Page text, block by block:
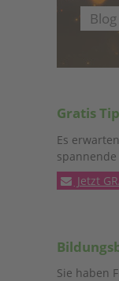
Blog
Gratis
Es
Jetzt
Sie haben